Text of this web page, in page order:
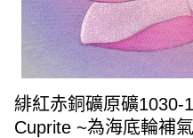
緋紅赤銅礦原礦1030-
Cuprite ~為海底輪補